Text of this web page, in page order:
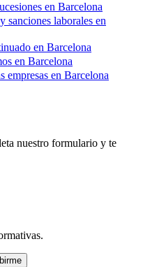
en Barcelona
sanciones laborales en
en Barcelona
en Barcelona
empresas en Barcelona
nuestro formulario y te